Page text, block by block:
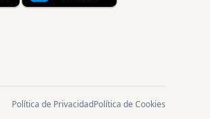
Política de PrivacidadPolítica de Cookies